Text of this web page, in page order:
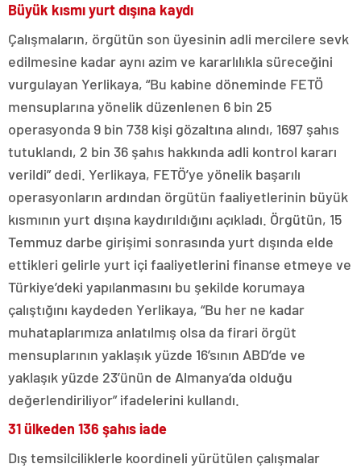
Büyük kısmı yurt dışına kaydı
Çalışmaların, örgütün son üyesinin adli mercilere sevk
edilmesine kadar aynı azim ve kararlılıkla süreceğini
vurgulayan Yerlikaya, “Bu kabine döneminde FETÖ
mensuplarına yönelik düzenlenen 6 bin 25
operasyonda 9 bin 738 kişi gözaltına alındı, 1697 şahıs
tutuklandı, 2 bin 36 şahıs hakkında adli kontrol kararı
verildi” dedi. Yerlikaya, FETÖ’ye yönelik başarılı
operasyonların ardından örgütün faaliyetlerinin büyük
kısmının yurt dışına kaydırıldığını açıkladı. Örgütün, 15
Temmuz darbe girişimi sonrasında yurt dışında elde
ettikleri gelirle yurt içi faaliyetlerini finanse etmeye ve
Türkiye’deki yapılanmasını bu şekilde korumaya
çalıştığını kaydeden Yerlikaya, “Bu her ne kadar
muhataplarımıza anlatılmış olsa da firari örgüt
mensuplarının yaklaşık yüzde 16’sının ABD’de ve
yaklaşık yüzde 23’ünün de Almanya’da olduğu
değerlendiriliyor” ifadelerini kullandı.
31 ülkeden 136 şahıs iade
Dış temsilciliklerle koordineli yürütülen çalışmalar